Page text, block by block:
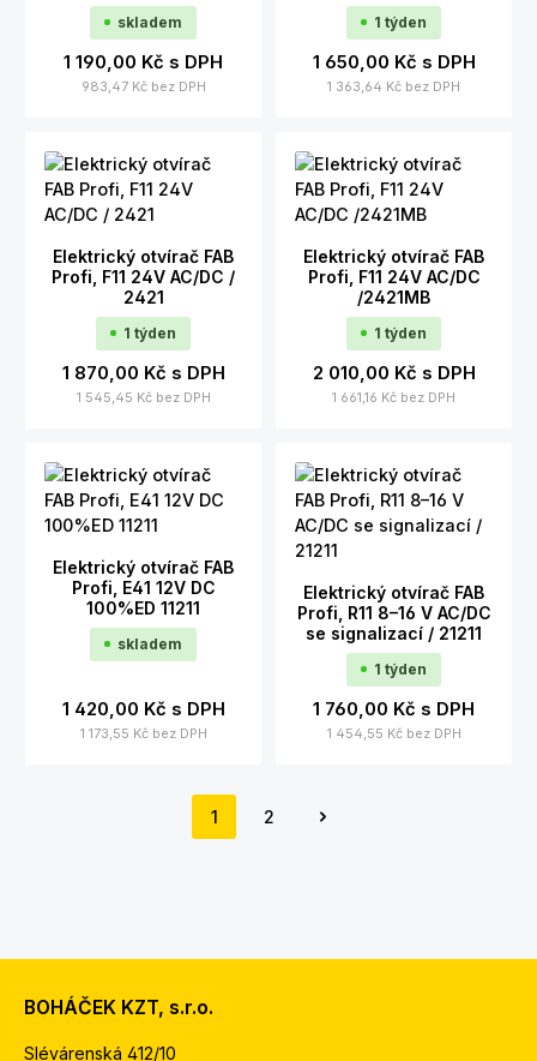
skladem
1 190,00 Kč s DPH
983,47 Kč bez DPH
1 týden
1 650,00 Kč s DPH
1 363,64 Kč bez DPH
Elektrický otvírač FAB
Profi, F11 24V AC/DC /
2421
1 týden
1 870,00 Kč s DPH
1 545,45 Kč bez DPH
Elektrický otvírač FAB
Profi, F11 24V AC/DC
/2421MB
1 týden
2 010,00 Kč s DPH
1 661,16 Kč bez DPH
Elektrický otvírač FAB
Profi, E41 12V DC
100%ED 11211
skladem
1 420,00 Kč s DPH
1 173,55 Kč bez DPH
Elektrický otvírač FAB
Profi, R11 8–16 V AC/DC
se signalizací / 21211
1 týden
1 760,00 Kč s DPH
1 454,55 Kč bez DPH
Strana
1
Strana
2
BOHÁČEK KZT, s.r.o.
Slévárenská 412/10